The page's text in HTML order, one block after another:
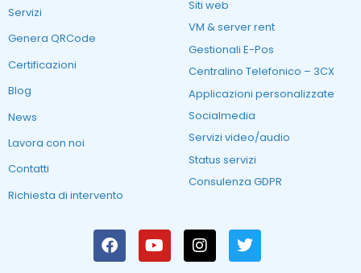
Servizi
Genera QRCode
Certificazioni
Blog
News
Lavora con noi
Contatti
Richiesta di intervento
Siti web
VM & server rent
Gestionali E-Pos
Centralino Telefonico – 3CX
Applicazioni personalizzate
Socialmedia
Servizi video/audio
Status servizi
Consulenza GDPR